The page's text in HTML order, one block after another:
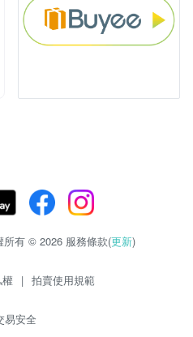
所有 © 2026 服務條款(更新)
| 拍賣使用規範
易安全